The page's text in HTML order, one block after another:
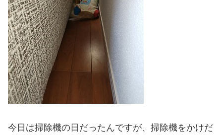
今日は掃除機の日だったんですが、掃除機をかけだ